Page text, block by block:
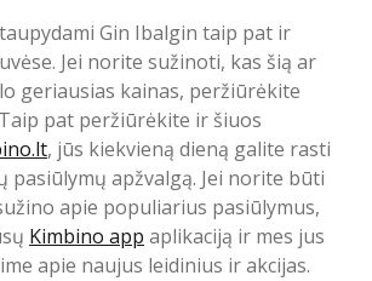
Gin Ibalgin taip pat ir
Jei norite sužinoti, kas šią ar
geriausias kainas, peržiūrėkite
pat peržiūrėkite ir šiuos
, jūs kiekvieną dieną galite rasti
pasiūlymų apžvalgą. Jei norite būti
apie populiarius pasiūlymus,
Kimbino app aplikaciją ir mes jus
apie naujus leidinius ir akcijas.